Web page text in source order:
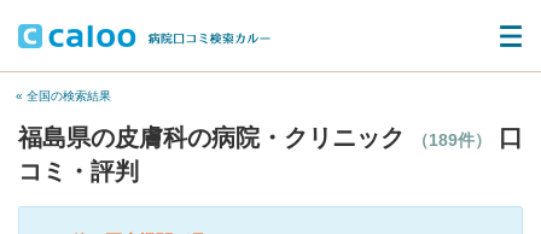
« 全国の検索結果
福島県の皮膚科の病院・クリニック （189件）
口
コミ・評判